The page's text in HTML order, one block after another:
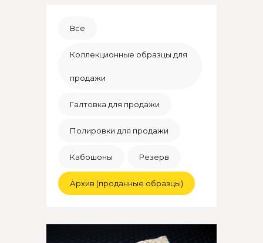
Все
Коллекционные образцы для
продажи
Галтовка для продажи
Полировки для продажи
Кабошоны Резерв
Архив (проданные образцы)